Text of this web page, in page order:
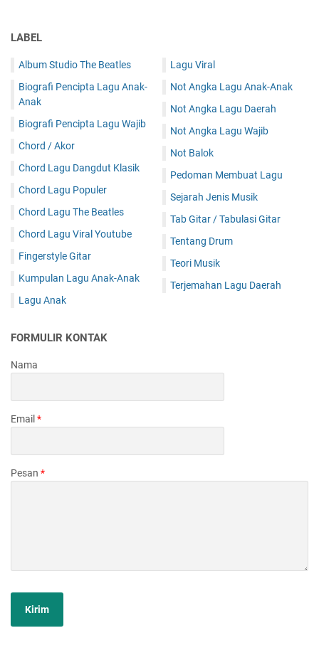
LABEL
Album Studio The Beatles
Biografi Pencipta Lagu Anak-
Anak
Biografi Pencipta Lagu Wajib
Chord / Akor
Chord Lagu Dangdut Klasik
Chord Lagu Populer
Chord Lagu The Beatles
Chord Lagu Viral Youtube
Fingerstyle Gitar
Kumpulan Lagu Anak-Anak
Lagu Anak
Lagu Viral
Not Angka Lagu Anak-Anak
Not Angka Lagu Daerah
Not Angka Lagu Wajib
Not Balok
Pedoman Membuat Lagu
Sejarah Jenis Musik
Tab Gitar / Tabulasi Gitar
Tentang Drum
Teori Musik
Terjemahan Lagu Daerah
FORMULIR KONTAK
Nama
Email *
Pesan *